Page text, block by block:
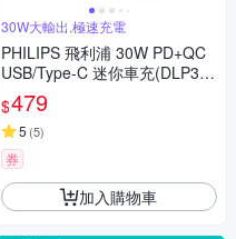
30W大輸出,極速充電
PHILIPS 飛利浦 30W PD+QC
USB/Type-C 迷你車充(DLP352
0C)
$479
5 (5)
券
加入購物車